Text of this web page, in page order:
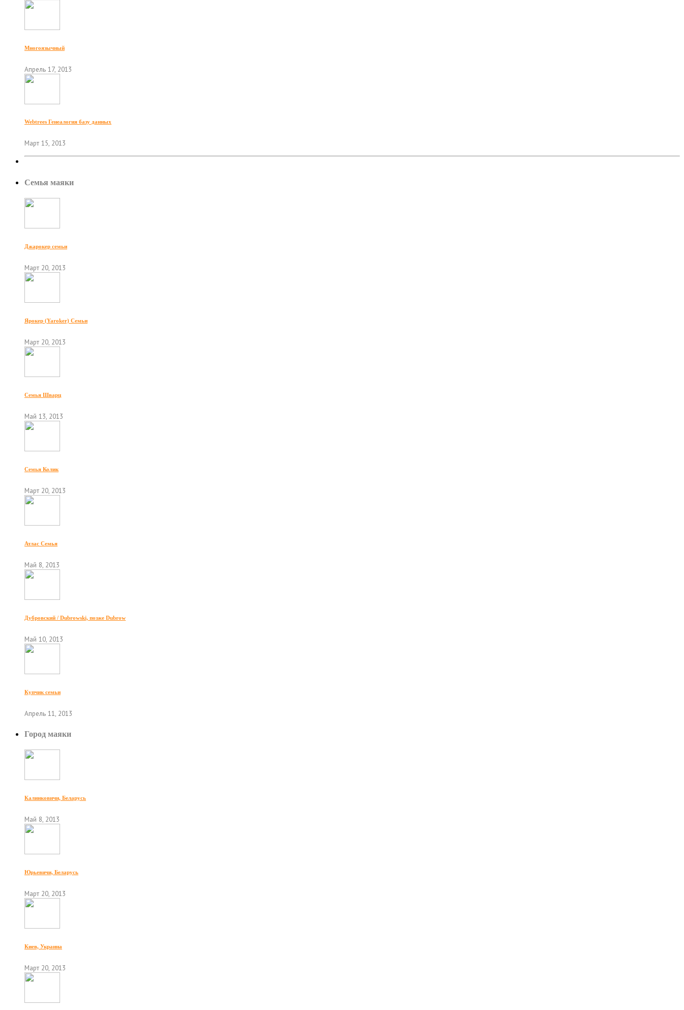
Многоязычный
Апрель 17, 2013
Webtrees Генеалогия базу данных
Март 15, 2013
Семья маяки
Джарокер семьи
Март 20, 2013
Ярокер (Yaroker) Семьи
Март 20, 2013
Семья Шварц
Май 13, 2013
Семья Колик
Март 20, 2013
Атлас Семья
Май 8, 2013
Дубровский / Dubrowski, позже Dubrow
Май 10, 2013
Купчик семьи
Апрель 11, 2013
Город маяки
Калинковичи, Беларусь
Май 8, 2013
Юрьевичи, Беларусь
Март 20, 2013
Киев, Украина
Март 20, 2013